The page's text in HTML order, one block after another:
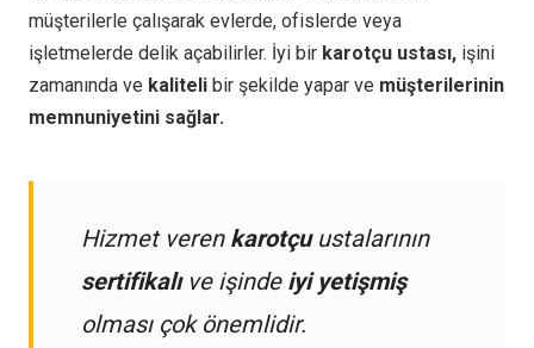
müşterilerle çalışarak evlerde, ofislerde veya
işletmelerde delik açabilirler. İyi bir karotçu ustası, işini
zamanında ve kaliteli bir şekilde yapar ve müşterilerinin
memnuniyetini sağlar.
Hizmet veren karotçuustalarının
sertifikalıve işinde iyi yetişmiş
olması çok önemlidir.